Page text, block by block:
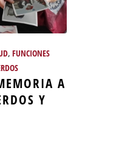
, FUNCIONES
A
Y